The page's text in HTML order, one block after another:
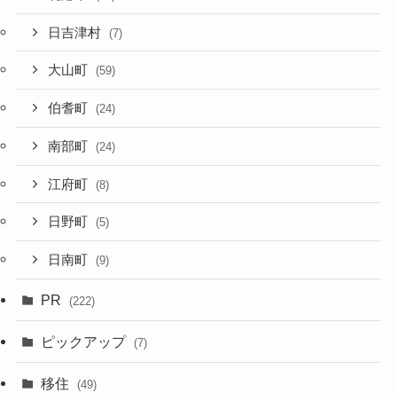
日吉津村 (7)
大山町 (59)
伯耆町 (24)
南部町 (24)
江府町 (8)
日野町 (5)
日南町 (9)
PR (222)
ピックアップ (7)
移住 (49)